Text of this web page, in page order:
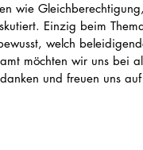
wie Gleichberechtigung,
Einzig beim
welch
möchten wir uns bei
und freuen uns